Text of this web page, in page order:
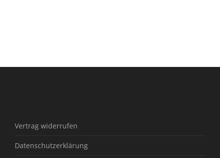
Vertrag widerrufen
Datenschutzerklärung